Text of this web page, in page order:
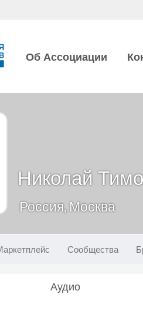
Об Ассоциации
Николай
Россия, Москва
Сообщества
Аудио